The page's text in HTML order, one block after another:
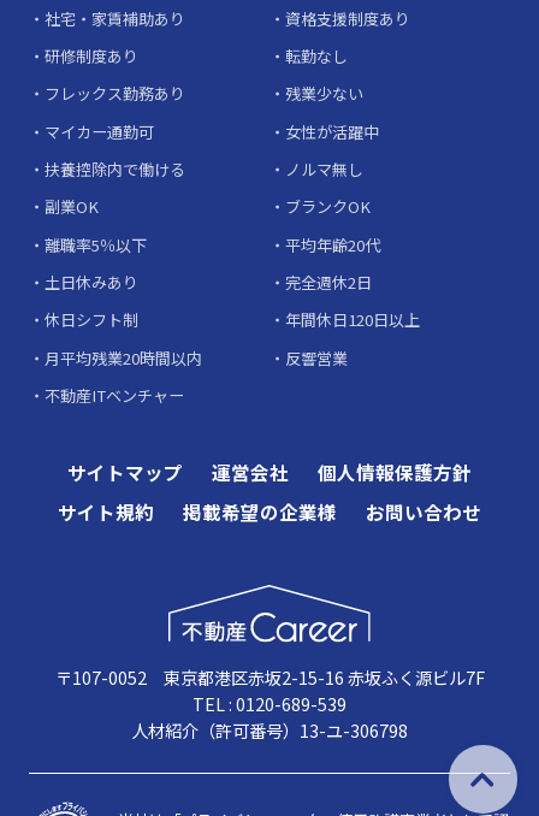
社宅・家賃補助あり
資格支援制度あり
研修制度あり
転勤なし
フレックス勤務あり
残業少ない
マイカー通勤可
女性が活躍中
扶養控除内で働ける
ノルマ無し
副業OK
ブランクOK
離職率5％以下
平均年齢20代
土日休みあり
完全週休2日
休日シフト制
年間休日120日以上
月平均残業20時間以内
反響営業
不動産ITベンチャー
サイトマップ 運営会社
個人情報保護方針
サイト規約
掲載希望の企業様 お問い合わせ
〒107-0052 東京都港区赤坂2-15-16 赤坂ふく源ビル7F
TEL : 0120-689-539
人材紹介（許可番号）13-ユ-306798